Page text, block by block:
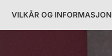
VILKÅR OG INFORMASJON